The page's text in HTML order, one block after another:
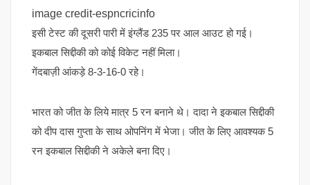
image credit-espncricinfo
इसी टेस्ट की दूसरी पारी में इंग्लैंड 235 पर आल आउट हो गई।
इकबाल सिद्दीकी को कोई विकेट नहीं मिला।
गेंदबाज़ी आंकड़े 8-3-16-0 रहे।
भारत को जीत के लिये मात्र 5 रन बनाने थे। दादा ने इकबाल सिद्दीकी
को दीप दास गुप्ता के साथ ओपनिंग में भेजा। जीत के लिए आवश्यक 5
रन इकबाल सिद्दीकी ने अकेले बना दिए।